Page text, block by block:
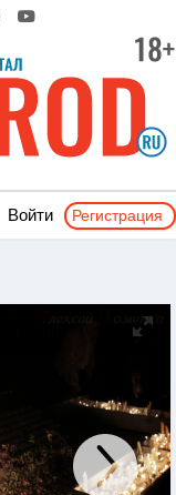
Войти Регистрация